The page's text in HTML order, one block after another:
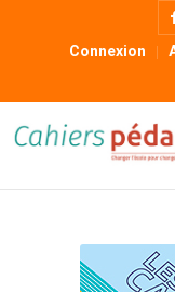
Connexion